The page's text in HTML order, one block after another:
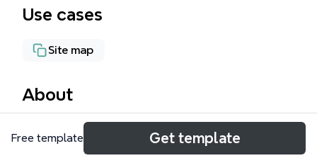
Use cases
Site map
About
Die Plantitscher-Hof-v2 Mindmap bietet eine
strukturierte Übersicht über das Angebot des
Free template Get template